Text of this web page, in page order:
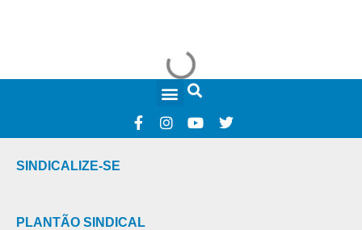
SINDICALIZE-SE
PLANTÃO SINDICAL